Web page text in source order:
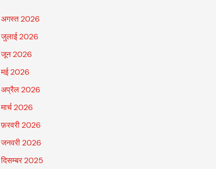
अगस्त 2026
जुलाई 2026
जून 2026
मई 2026
अप्रैल 2026
मार्च 2026
फ़रवरी 2026
जनवरी 2026
दिसम्बर 2025